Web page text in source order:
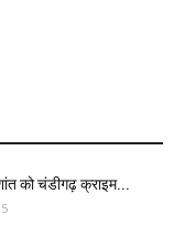
को चंडीगढ़ क्राइम...